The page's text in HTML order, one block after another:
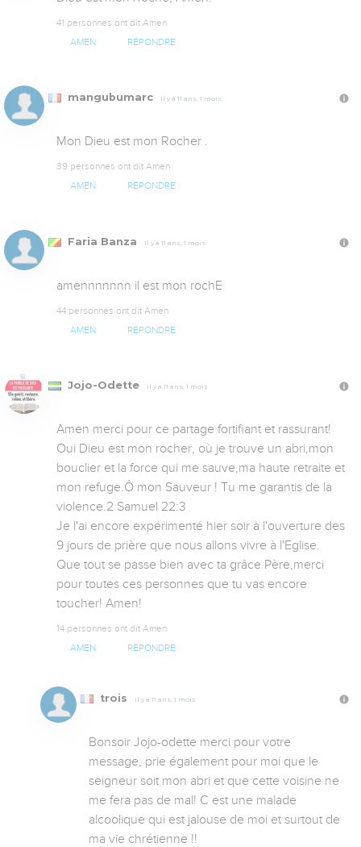
41 personnes ont dit Amen
AMEN RÉPONDRE
mangubumarc Il y a 11 ans, 1 mois
Mon Dieu est mon Rocher .
39 personnes ont dit Amen
AMEN RÉPONDRE
Faria Banza Il y a 11 ans, 1 mois
amennnnnnn il est mon rochE
44 personnes ont dit Amen
AMEN RÉPONDRE
Jojo-Odette Il y a 11 ans, 1 mois
Amen merci pour ce partage fortifiant et rassurant!
Oui Dieu est mon rocher, où je trouve un abri,mon
bouclier et la force qui me sauve,ma haute retraite et
mon refuge.Ô mon Sauveur ! Tu me garantis de la
violence.2 Samuel 22:3
Je l'ai encore expérimenté hier soir à l'ouverture des
9 jours de prière que nous allons vivre à l'Eglise.
Que tout se passe bien avec ta grâce Père,merci
pour toutes ces personnes que tu vas encore
toucher! Amen!
14 personnes ont dit Amen
AMEN RÉPONDRE
trois Il y a 11 ans, 1 mois
Bonsoir Jojo-odette merci pour votre
message, prie également pour moi que le
seigneur soit mon abri et que cette voisine ne
me fera pas de mal! C est une malade
alcoolique qui est jalouse de moi et surtout de
ma vie chrétienne !!